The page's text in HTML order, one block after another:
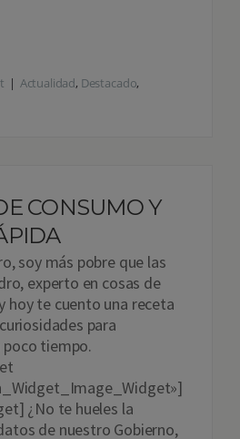
Actualidad, Destacado,
CONSUMO Y
soy más pobre que las
experto en cosas de
hoy te cuento una receta
para
tiempo.
¿No te hueles la
de nuestro Gobierno,